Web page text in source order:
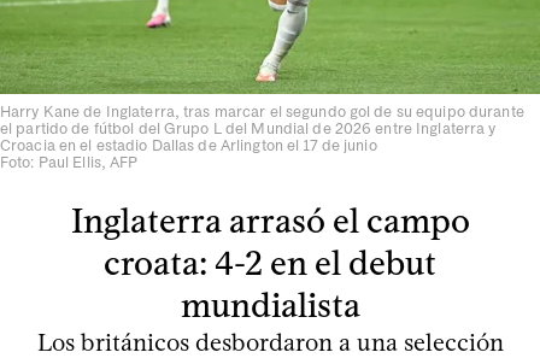
Harry Kane de Inglaterra, tras marcar el segundo gol de su equipo durante
el partido de fútbol del Grupo L del Mundial de 2026 entre Inglaterra y
Croacia en el estadio Dallas de Arlington el 17 de junio
Foto: Paul Ellis, AFP
Inglaterra arrasó el campo
croata: 4-2 en el debut
mundialista
Los británicos desbordaron a una selección